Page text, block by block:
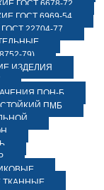
ГОСТ 6678-72
ГОСТ 6969-54
22704-77
79)
ИЗДЕЛИЯ
ПОН-Б
ПМБ
ТКАННЫЕ